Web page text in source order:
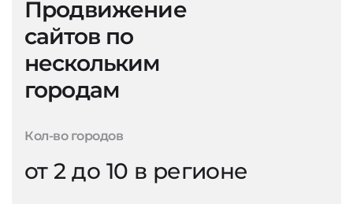
Продвижение
сайтов по
нескольким
городам
Кол-во городов
от 2 до 10 в регионе